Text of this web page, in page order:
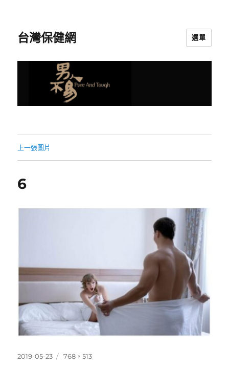
台灣保健網 選單
上一張圖片
6
發
2019-05-23
完
768 × 513